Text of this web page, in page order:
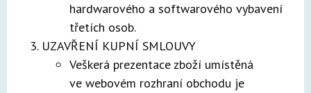
hardwarového a softwarového vybavení
třetích osob.
UZAVŘENÍ KUPNÍ SMLOUVY
Veškerá prezentace zboží umístěná
ve webovém rozhraní obchodu je